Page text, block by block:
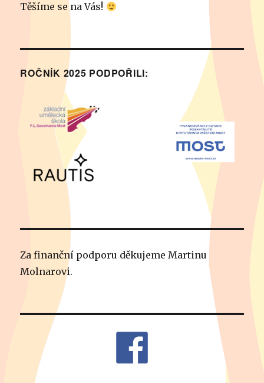
Těšíme se na Vás!
ROČNÍK 2025 PODPOŘILI:
Za finanční podporu děkujeme Martinu
Molnarovi.